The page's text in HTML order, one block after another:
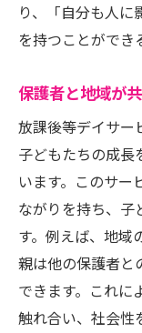
自己肯
東京都の放
参加者
新たな
多世代
異文化
共通の
未来を
放課後等デ
連携
り、「自分も人
を持つことができ
保護者と地域が
放課後等デイサー
子どもたちの成長
います。このサー
ながりを持ち、子
す。例えば、地域
親は他の保護者と
できます。これに
触れ合い、社会性